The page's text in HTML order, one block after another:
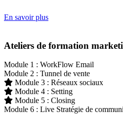
En savoir plus
Ateliers de formation
Module 1 : WorkFlow Email
Module 2 : Tunnel de vente
Module 3 : Réseaux sociaux
Module 4 : Setting
Module 5 : Closing
Module 6 : Live Stratégie de